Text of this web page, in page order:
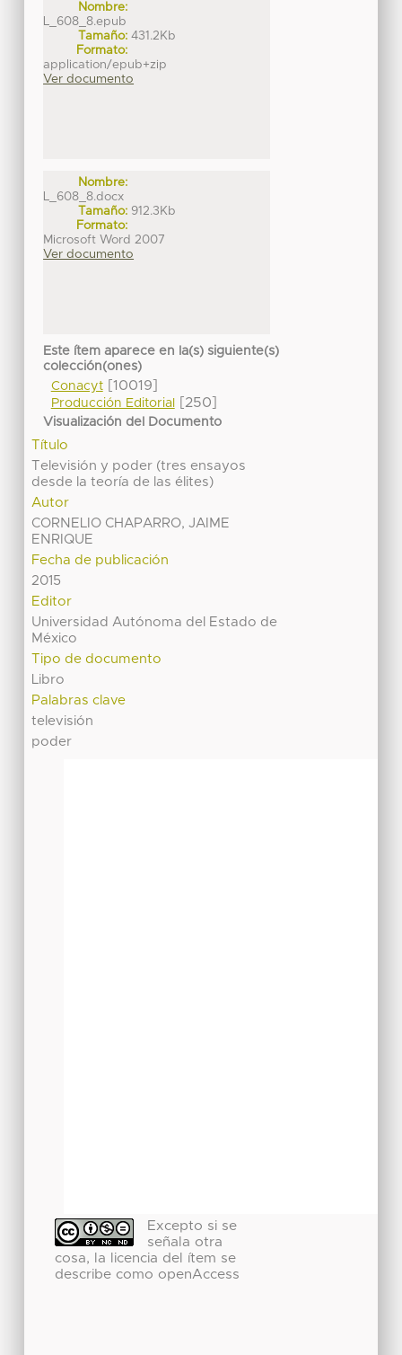
Nombre:
L_608_8.epub
Tamaño: 431.2Kb
Formato:
application/epub+zip
Ver documento
Nombre:
L_608_8.docx
Tamaño: 912.3Kb
Formato:
Microsoft Word 2007
Ver documento
Este ítem aparece en la(s) siguiente(s)
colección(ones)
Conacyt[10019]
Producción Editorial[250]
Visualización del Documento
Título
Televisión y poder (tres ensayos
desde la teoría de las élites)
Autor
CORNELIO CHAPARRO, JAIME
ENRIQUE
Fecha de publicación
2015
Editor
Universidad Autónoma del Estado de
México
Tipo de documento
Libro
Palabras clave
televisión
poder
Excepto si se
señala otra
cosa, la licencia del ítem se
describe como openAccess